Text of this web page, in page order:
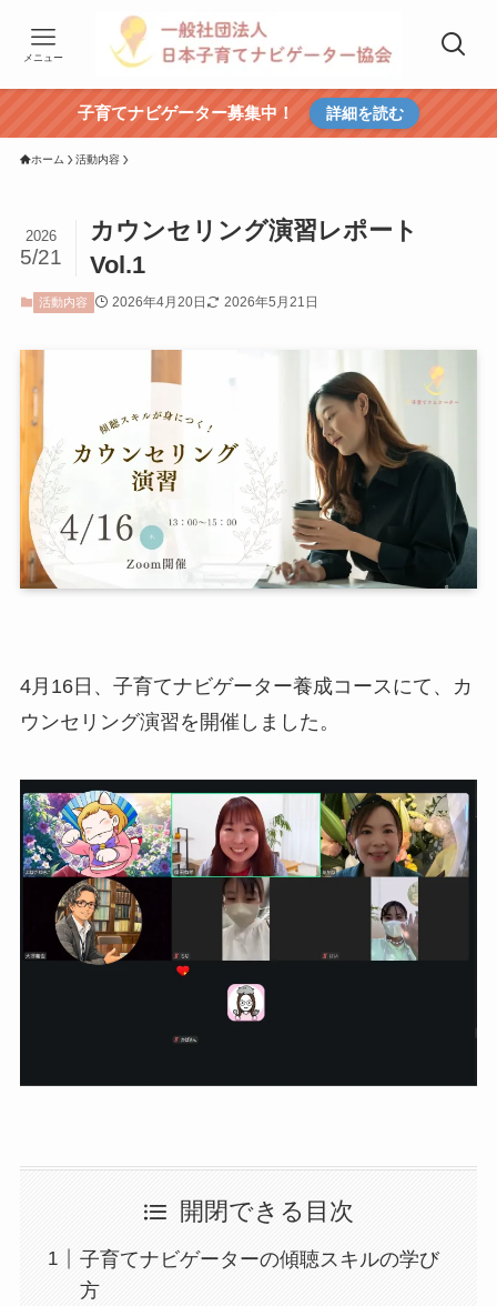
メニュー
子育てナビゲーター募集中！ 詳細を読む
ホーム 活動内容
カウンセリング演習レポート
Vol.1
2026
5/21
活動内容 2026年4月20日 2026年5月21日
4月16日、子育てナビゲーター養成コースにて、カ
ウンセリング演習を開催しました。
開閉できる目次
子育てナビゲーターの傾聴スキルの学び
方